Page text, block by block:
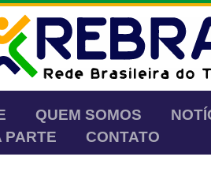
QUEM SOMOS
PARTE
CONTATO